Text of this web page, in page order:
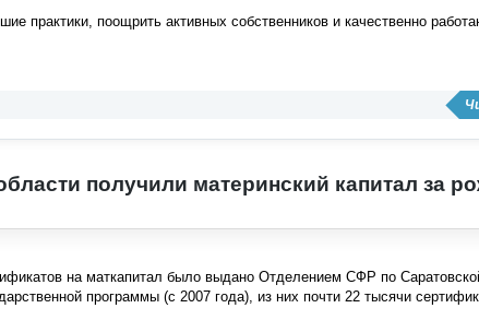
практики, поощрить активных собственников и качественно
получили материнский капитал за
на маткапитал было выдано Отделением СФР по
программы (с 2007 года), из них почти 22 тысячи